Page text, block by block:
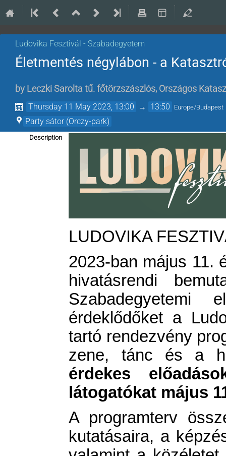
Ludovika Fesztivál - Szabadegyetem
Életmentés négylábon - a
by Leczki Sarolta tű. főtörzszászlós, Országos
Thursday 11 May 2023, 13:00 → 13:50 Europe/Budapest
Party sátor (Orczy-park)
Description
LUDOVIKA
2023-ban május 11.
hivatásrendi
érdeklődőket a
tartó rendezvény
zene, tánc és a
érdekes
látogatókat május
A programterv
kutatásaira, a